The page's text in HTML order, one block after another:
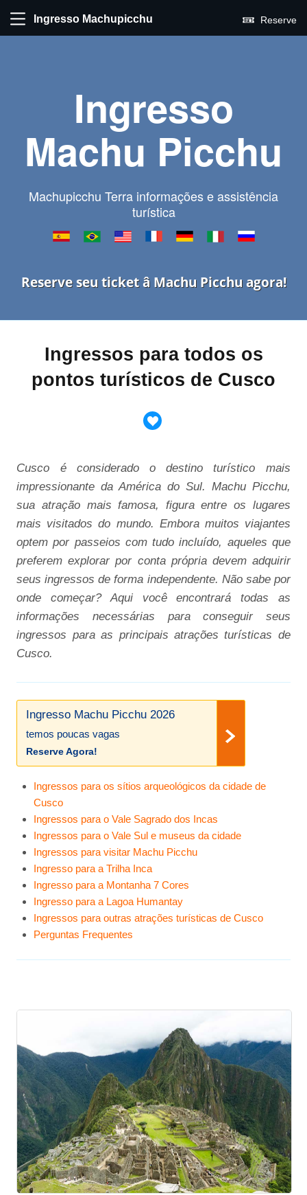
Ingresso Machupicchu Reserve
Ingresso
Machu Picchu
Machupicchu Terra informações e assistência
turística
Reserve seu ticket â Machu Picchu agora!
Ingressos para todos os
pontos turísticos de Cusco
Cusco é considerado o destino turístico mais
impressionante da América do Sul. Machu Picchu,
sua atração mais famosa, figura entre os lugares
mais visitados do mundo. Embora muitos viajantes
optem por passeios com tudo incluído, aqueles que
preferem explorar por conta própria devem adquirir
seus ingressos de forma independente. Não sabe por
onde começar? Aqui você encontrará todas as
informações necessárias para conseguir seus
ingressos para as principais atrações turísticas de
Cusco.
Ingresso Machu Picchu 2026
temos poucas vagas
Reserve Agora!
Ingressos para os sítios arqueológicos da cidade de
Cusco
Ingressos para o Vale Sagrado dos Incas
Ingressos para o Vale Sul e museus da cidade
Ingressos para visitar Machu Picchu
Ingresso para a Trilha Inca
Ingresso para a Montanha 7 Cores
Ingresso para a Lagoa Humantay
Ingressos para outras atrações turísticas de Cusco
Perguntas Frequentes